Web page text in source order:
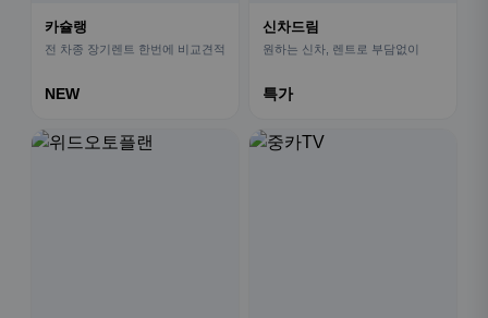
카슐랭
전 차종 장기렌트 한번에 비교견적
NEW
신차드림
원하는 신차, 렌트로 부담없이
특가